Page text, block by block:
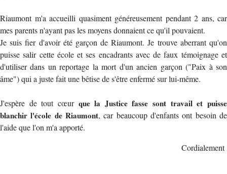
Riaumont m'a accueilli quasiment généreusement pendant 2 ans, car
mes parents n'ayant pas les moyens donnaient ce qu'il pouvaient.
Je suis fier d'avoir été garçon de Riaumont. Je trouve aberrant qu'on
puisse salir cette école et ses encadrants avec de faux témoignage et
d'utiliser dans un reportage la mort d'un ancien garçon ("Paix à son
âme") qui a juste fait une bêtise de s'être enfermé sur lui-même.
J'espère de tout cœur que la Justice fasse sont travail et puisse
blanchir l'école de Riaumont, car beaucoup d'enfants ont besoin de
l'aide que l'on m'a apporté.
Cordialement